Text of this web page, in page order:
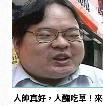
人帥真好，人醜吃草！